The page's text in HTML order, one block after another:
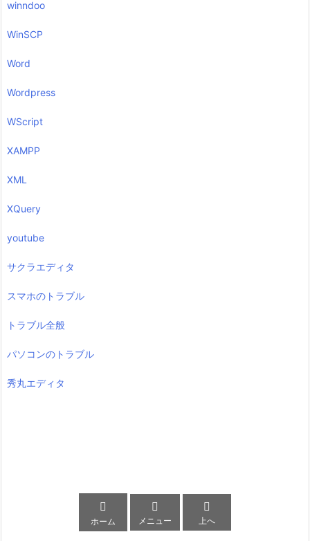
winndoo
WinSCP
Word
Wordpress
WScript
XAMPP
XML
XQuery
youtube
サクラエディタ
スマホのトラブル
トラブル全般
パソコンのトラブル
秀丸エディタ

ホーム

メニュー

上へ